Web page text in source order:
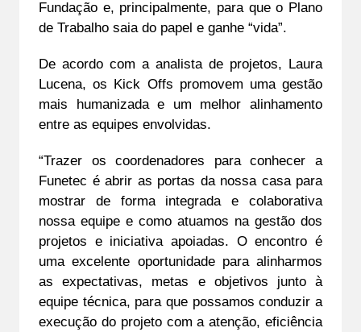
Fundação e, principalmente, para que o Plano
de Trabalho saia do papel e ganhe “vida”.
De acordo com a analista de projetos, Laura
Lucena, os Kick Offs promovem uma gestão
mais humanizada e um melhor alinhamento
entre as equipes envolvidas.
“Trazer os coordenadores para conhecer a
Funetec é abrir as portas da nossa casa para
mostrar de forma integrada e colaborativa
nossa equipe e como atuamos na gestão dos
projetos e iniciativa apoiadas. O encontro é
uma excelente oportunidade para alinharmos
as expectativas, metas e objetivos junto à
equipe técnica, para que possamos conduzir a
execução do projeto com a atenção, eficiência